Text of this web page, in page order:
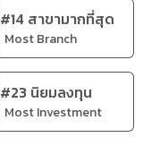
#14 สาขามากที่สุด
Most Branch
#23 นิยมลงทุน
Most Investment